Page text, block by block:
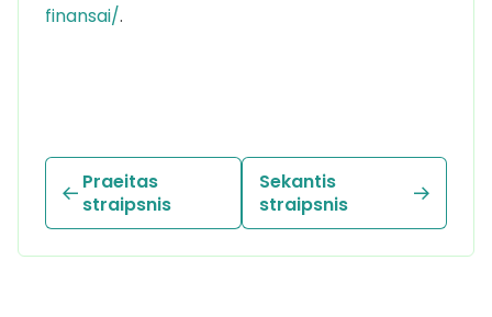
finansai/.
Praeitas
straipsnis
Sekantis
straipsnis